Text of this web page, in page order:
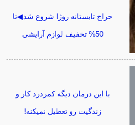
حراج تابستانه روژا شروع شد◀تا
50% تخفیف لوازم آرایشی
با این درمان دیگه کمردرد کار و
زندگیت رو تعطیل نمیکنه!